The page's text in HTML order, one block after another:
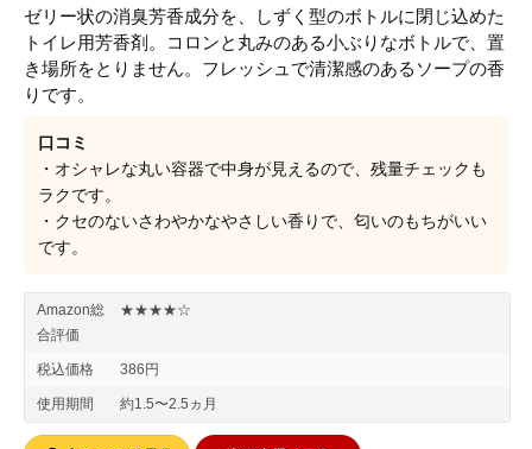
ゼリー状の消臭芳香成分を、しずく型のボトルに閉じ込めた
トイレ用芳香剤。コロンと丸みのある小ぶりなボトルで、置
き場所をとりません。フレッシュで清潔感のあるソープの香
りです。
口コミ
・オシャレな丸い容器で中身が見えるので、残量チェックも
ラクです。
・クセのないさわやかなやさしい香りで、匂いのもちがいい
です。
Amazon総
合評価
★★★★☆
税込価格 386円
使用期間 約1.5〜2.5ヵ月